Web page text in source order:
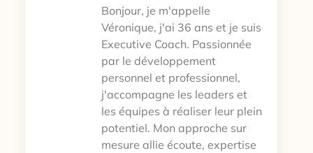
Bonjour, je m'appelle
Véronique, j'ai 36 ans et je suis
Executive Coach. Passionnée
par le développement
personnel et professionnel,
j'accompagne les leaders et
les équipes à réaliser leur plein
potentiel. Mon approche sur
mesure allie écoute, expertise